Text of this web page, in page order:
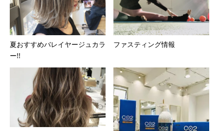
夏おすすめバレイヤージュカラ
ー!!
ファスティング情報